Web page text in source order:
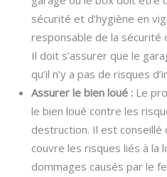
sécurité et d’hygiène en
responsable de la sécurité
Il doit s’assurer que le
qu’il n’y a pas de risques
Assurer le bien loué : Le
le bien loué contre les
destruction. Il est conseillé
couvre les risques liés à la
dommages causés par le